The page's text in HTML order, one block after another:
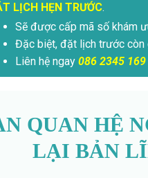
LỊCH HẸN TRƯỚC.
Sẽ được cấp mã số khám
Đặc biệt, đặt lịch trước còn
Liên hệ ngay 086 2345 169
QUAN HỆ
LẠI BẢN